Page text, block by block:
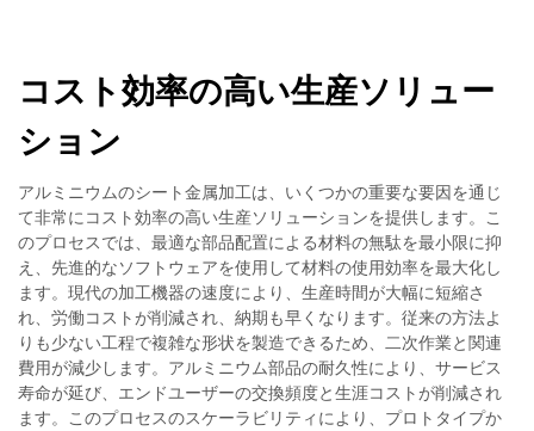
コスト効率の高い生産ソリュー
ション
アルミニウムのシート金属加工は、いくつかの重要な要因を通じ
て非常にコスト効率の高い生産ソリューションを提供します。こ
のプロセスでは、最適な部品配置による材料の無駄を最小限に抑
え、先進的なソフトウェアを使用して材料の使用効率を最大化し
ます。現代の加工機器の速度により、生産時間が大幅に短縮さ
れ、労働コストが削減され、納期も早くなります。従来の方法よ
りも少ない工程で複雑な形状を製造できるため、二次作業と関連
費用が減少します。アルミニウム部品の耐久性により、サービス
寿命が延び、エンドユーザーの交換頻度と生涯コストが削減され
ます。このプロセスのスケーラビリティにより、プロトタイプか